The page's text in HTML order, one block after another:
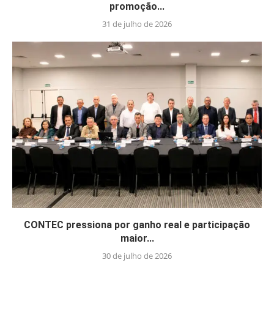
promoção...
31 de julho de 2026
CONTEC pressiona por ganho real e participação
maior...
30 de julho de 2026